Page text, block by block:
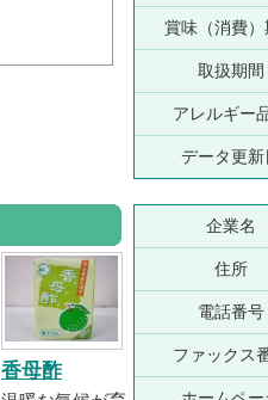
賞味（消費）
取扱期間
アレルギー
データ更新
香母酢
企業名
住所
電話番号
ファックス